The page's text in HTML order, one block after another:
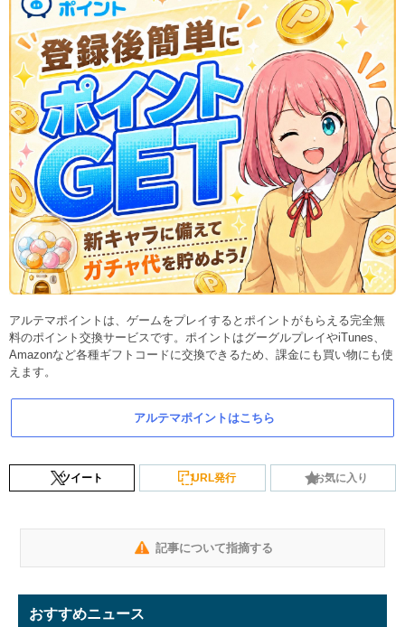
アルテマポイントは、ゲームをプレイするとポイントがもらえる完全無
料のポイント交換サービスです。ポイントはグーグルプレイやiTunes、
Amazonなど各種ギフトコードに交換できるため、課金にも買い物にも使
えます。
アルテマポイントはこちら
ツイート URL発行 お気に入り
記事について指摘する
おすすめニュース